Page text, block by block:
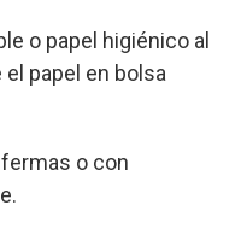
o papel higiénico al
papel en bolsa
o con